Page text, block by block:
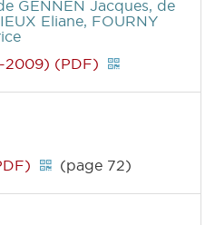
GENNEN Jacques, de
Eliane, FOURNY
2009) (PDF)
(page 72)